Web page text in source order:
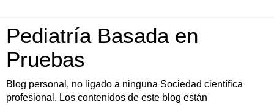
Pediatría Basada en
Pruebas
Blog personal, no ligado a ninguna Sociedad científica
profesional. Los contenidos de este blog están